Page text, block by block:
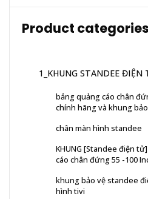
Product categories
1_KHUNG STANDEE ĐIỆN
bảng quảng cáo chân
chính hãng và khung
chân màn hình standee
KHUNG [Standee điện
cáo chân đứng 55 -100
khung bảo vệ standee
hình tivi